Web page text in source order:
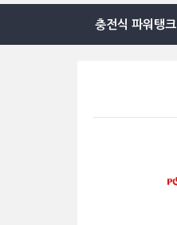
충전식 파워탱크